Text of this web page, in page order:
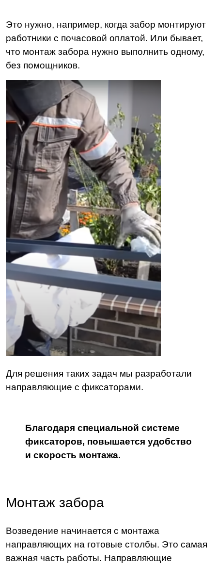
Это нужно, например, когда забор монтируют
работники с почасовой оплатой. Или бывает,
что монтаж забора нужно выполнить одному,
без помощников.
Для решения таких задач мы разработали
направляющие с фиксаторами.
Благодаря специальной системе
фиксаторов, повышается удобство
и скорость монтажа.
Монтаж забора
Возведение начинается с монтажа
направляющих на готовые столбы. Это самая
важная часть работы. Направляющие